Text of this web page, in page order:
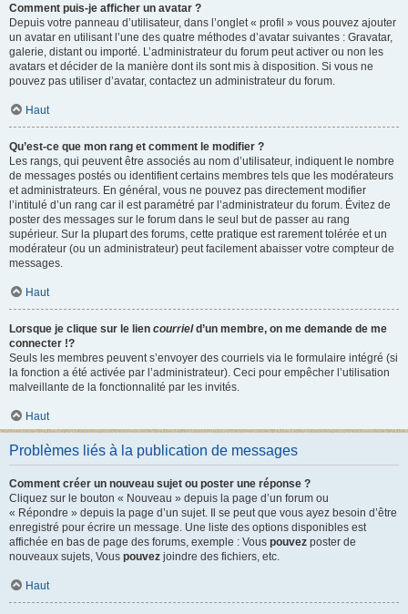
Comment puis-je afficher un avatar ?
Depuis votre panneau d’utilisateur, dans l’onglet « profil » vous pouvez ajouter
un avatar en utilisant l’une des quatre méthodes d’avatar suivantes : Gravatar,
galerie, distant ou importé. L’administrateur du forum peut activer ou non les
avatars et décider de la manière dont ils sont mis à disposition. Si vous ne
pouvez pas utiliser d’avatar, contactez un administrateur du forum.
Haut
Qu’est-ce que mon rang et comment le modifier ?
Les rangs, qui peuvent être associés au nom d’utilisateur, indiquent le nombre
de messages postés ou identifient certains membres tels que les modérateurs
et administrateurs. En général, vous ne pouvez pas directement modifier
l’intitulé d’un rang car il est paramétré par l’administrateur du forum. Évitez de
poster des messages sur le forum dans le seul but de passer au rang
supérieur. Sur la plupart des forums, cette pratique est rarement tolérée et un
modérateur (ou un administrateur) peut facilement abaisser votre compteur de
messages.
Haut
Lorsque je clique sur le lien courrield’un membre, on me demande de me
connecter !?
Seuls les membres peuvent s’envoyer des courriels via le formulaire intégré (si
la fonction a été activée par l’administrateur). Ceci pour empêcher l’utilisation
malveillante de la fonctionnalité par les invités.
Haut
Problèmes liés à la publication de messages
Comment créer un nouveau sujet ou poster une réponse ?
Cliquez sur le bouton « Nouveau » depuis la page d’un forum ou
« Répondre » depuis la page d’un sujet. Il se peut que vous ayez besoin d’être
enregistré pour écrire un message. Une liste des options disponibles est
affichée en bas de page des forums, exemple : Vous pouvez poster de
nouveaux sujets, Vous pouvez joindre des fichiers, etc.
Haut